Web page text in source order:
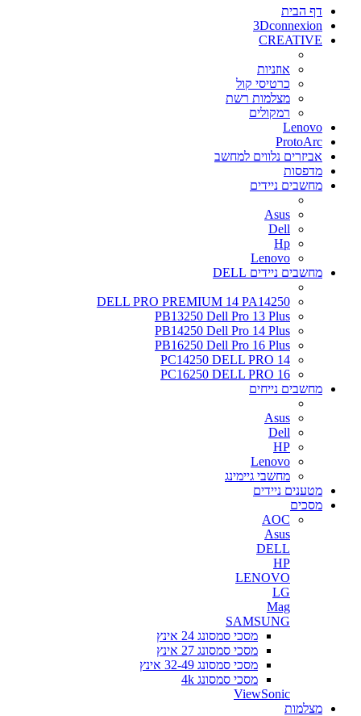
דף הבית
3Dconnexion
CREATIVE
אוזניות
כרטיסי קול
מצלמות רשת
רמקולים
Lenovo
ProtoArc
אביזרים נלווים למחשב
מדפסות
מחשבים ניידים
Asus
Dell
Hp
Lenovo
מחשבים ניידים DELL
DELL PRO PREMIUM 14 PA14250
PB13250 Dell Pro 13 Plus
PB14250 Dell Pro 14 Plus
PB16250 Dell Pro 16 Plus
PC14250 DELL PRO 14
PC16250 DELL PRO 16
מחשבים נייחים
Asus
Dell
HP
Lenovo
מחשבי גיימינג
מטענים ניידים
מסכים
AOC
Asus
DELL
HP
LENOVO
LG
Mag
SAMSUNG
מסכי סמסונג 24 אינץ
מסכי סמסונג 27 אינץ
מסכי סמסונג 32-49 אינץ
מסכי סמסונג 4k
ViewSonic
מצלמות